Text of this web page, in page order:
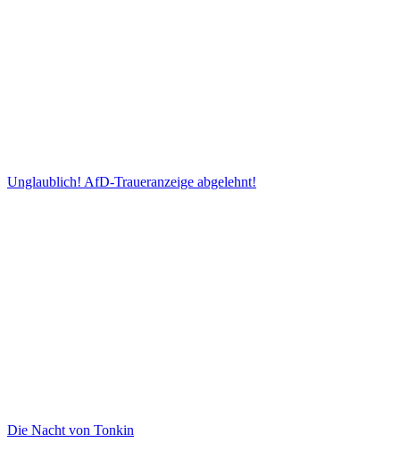
Unglaublich! AfD-Traueranzeige abgelehnt!
Die Nacht von Tonkin